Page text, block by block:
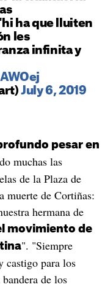
ha que lluiten
les
infinita y
July 6, 2019
pesar en
muchas las
de la Plaza de
muerte de Cortiñas:
hermana de
movimiento de
". "Siempre
castigo para los
de los